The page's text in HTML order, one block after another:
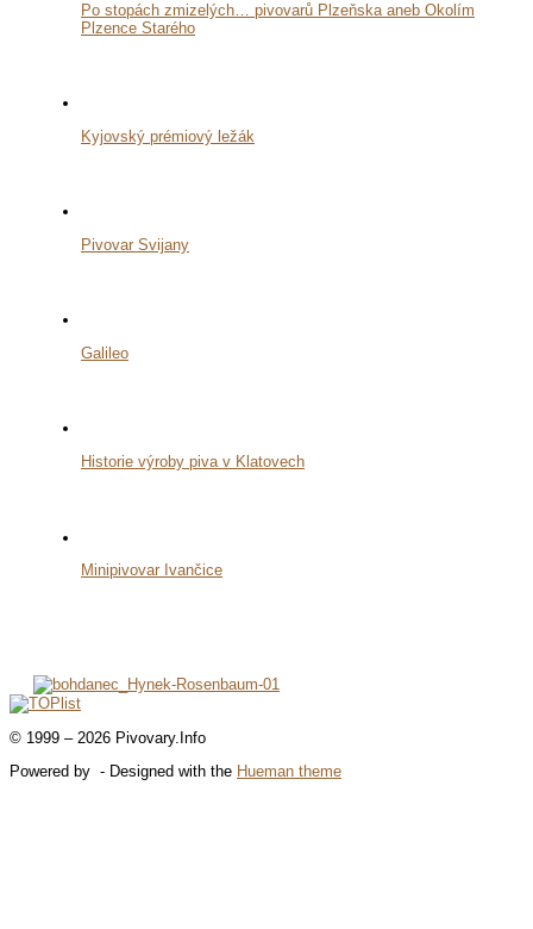
Po stopách zmizelých… pivovarů Plzeňska aneb Okolím
Plzence Starého
Kyjovský prémiový ležák
Pivovar Svijany
Galileo
Historie výroby piva v Klatovech
Minipivovar Ivančice
© 1999 – 2026 Pivovary.Info
Powered by - Designed with the Hueman theme